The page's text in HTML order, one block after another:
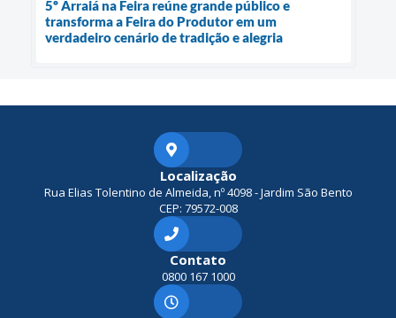
5º Arraiá na Feira reúne grande público e
transforma a Feira do Produtor em um
verdadeiro cenário de tradição e alegria
Localização
Rua Elias Tolentino de Almeida, nº 4098 - Jardim São Bento
CEP: 79572-008
Contato
0800 167 1000